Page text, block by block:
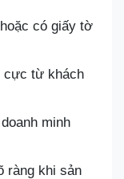
có giấy tờ
cực từ khách
minh
ràng khi sản